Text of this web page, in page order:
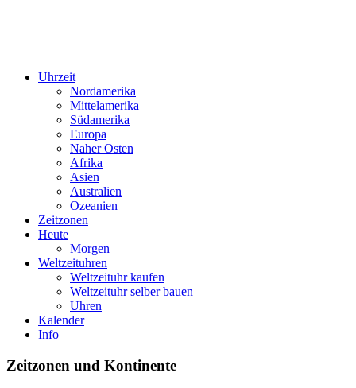
Uhrzeit
Nordamerika
Mittelamerika
Südamerika
Europa
Naher Osten
Afrika
Asien
Australien
Ozeanien
Zeitzonen
Heute
Morgen
Weltzeituhren
Weltzeituhr kaufen
Weltzeituhr selber bauen
Uhren
Kalender
Info
Zeitzonen und Kontinente